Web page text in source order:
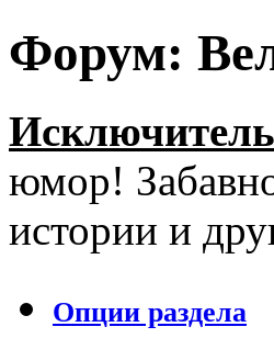
Форум:
юмор!
истории и
Опции раздела